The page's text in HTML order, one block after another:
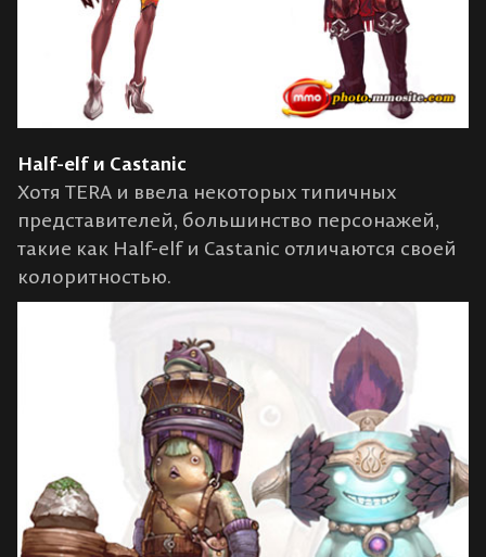
Half-elf и Castanic
Хотя TERA и ввела некоторых типичных
представителей, большинство персонажей,
такие как Half-elf и Castanic отличаются своей
колоритностью.